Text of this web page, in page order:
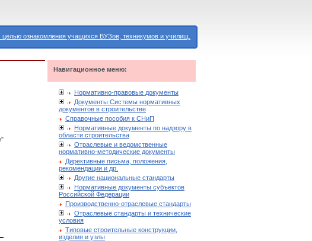
ознакомления учащихся ВУЗов, техникумов и училищ.
Навигационное меню:
Нормативно-правовые документы
Документы Системы нормативных
документов в строительстве
Справочные пособия к СНиП
Нормативные документы по надзору в
области строительства
Отраслевые и ведомственные
нормативно-методические документы
Директивные письма, положения,
рекомендации и др.
Другие национальные стандарты
Нормативные документы субъектов
Российской Федерации
Производственно-отраслевые стандарты
Отраслевые стандарты и технические
условия
Типовые строительные конструкции,
изделия и узлы